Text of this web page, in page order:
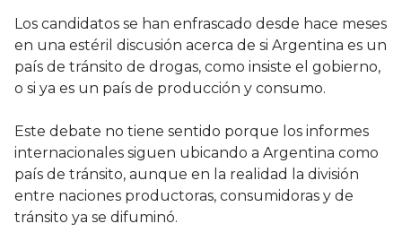
Los candidatos se han enfrascado desde hace meses
en una estéril discusión acerca de si Argentina es un
país de tránsito de drogas, como insiste el gobierno,
o si ya es un país de producción y consumo.
Este debate no tiene sentido porque los informes
internacionales siguen ubicando a Argentina como
país de tránsito, aunque en la realidad la división
entre naciones productoras, consumidoras y de
tránsito ya se difuminó.